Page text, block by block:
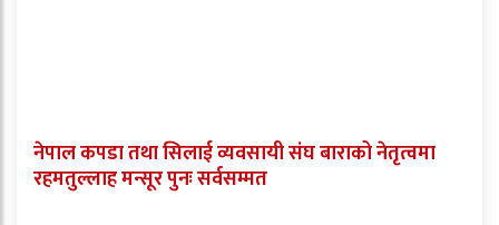
नेपाल कपडा तथा सिलाई व्यवसायी संघ बाराको नेतृत्वमा
रहमतुल्लाह मन्सूर पुनः सर्वसम्मत